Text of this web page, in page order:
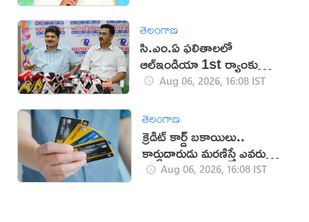
తెలంగాణ
సి.ఎం.ఏ ఫలితాలలో
ఆల్ఇండియా 1st ర్యాంకు
సాధించిన మాస్టర్‌మైండ్స్
Aug 06, 2026, 16:08 IST
తెలంగాణ
క్రెడిట్ కార్డ్ బకాయిలు..
కార్డుదారుడు మరణిస్తే ఎవరు
చెల్లిస్తారు?
Aug 06, 2026, 16:08 IST